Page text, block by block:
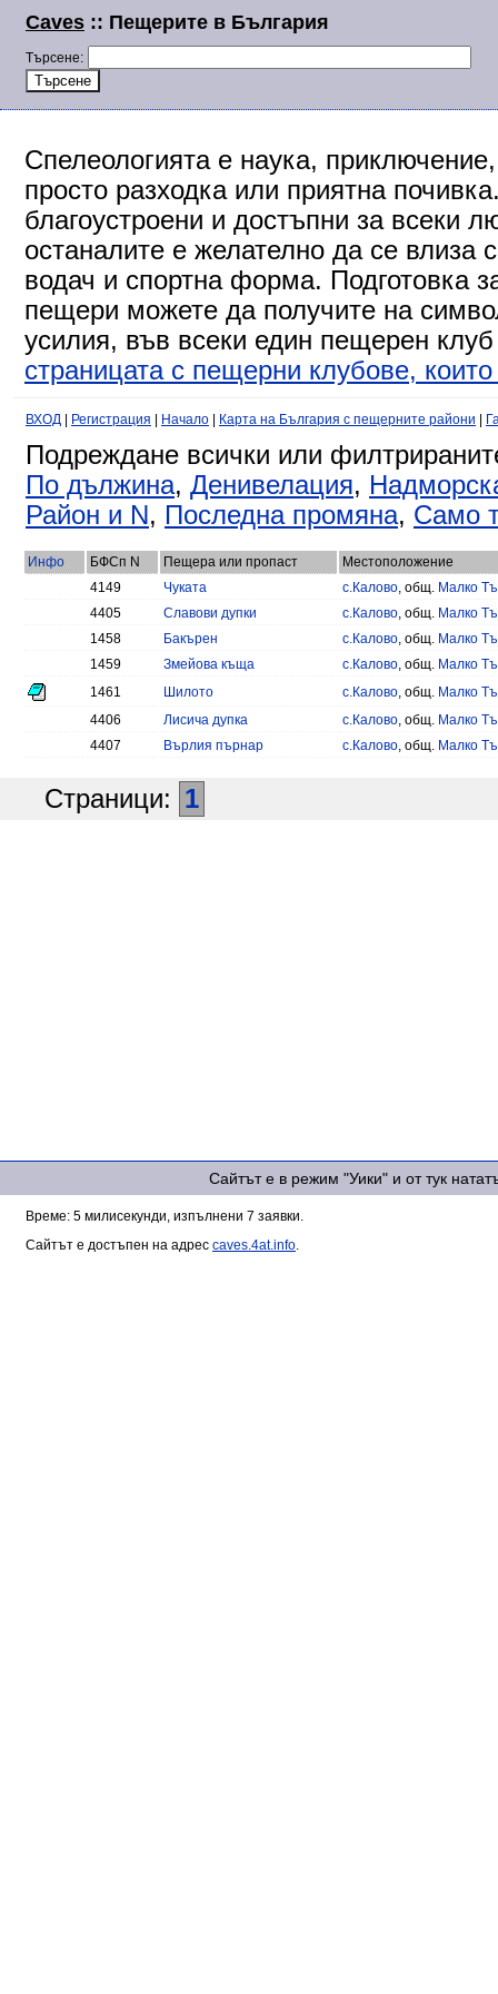
Caves :: Пещерите в България
Търсене:
Спелеологията е наука,
просто разходка или приятна
благоустроени и достъпни за всеки
останалите е желателно да се влиза
водач и спортна форма. Подготовка
пещери можете да получите на
усилия, във всеки един пещерен
страницата с пещерни клубове,
ВХОД Регистрация Начало Карта на България с пещерните райони
Подреждане всички или
По дължина, Денивелация,
Район и N, Последна промяна, Само
Инфо БФСп N Пещера или пропаст
Местоположение
4149
Чуката с.Калово, общ. Малко
4405
Славови дупки с.Калово, общ. Малко
1458
Бакърен с.Калово, общ. Малко
1459
Змейова къща с.Калово, общ. Малко
1461
Шилото с.Калово, общ. Малко
4406
Лисича дупка с.Калово, общ. Малко
4407
Върлия пърнар с.Калово, общ. Малко
Страници: 1
Сайтът е в режим "Уики" и от тук
Време: 5 милисекунди, изпълнени 7 заявки.
Сайтът е достъпен на адрес caves.4at.info.